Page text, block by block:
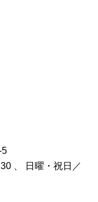
5
、 日曜・祝日／